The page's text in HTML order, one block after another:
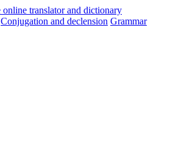
Conjugation and declension Grammar